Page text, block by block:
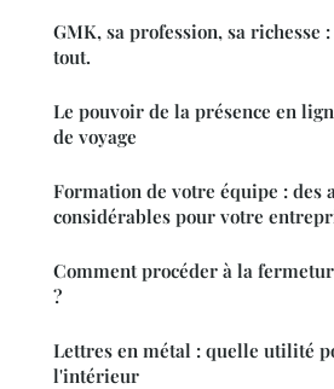
GMK, sa profession, sa richesse
tout.
Le pouvoir de la présence en
de voyage
Formation de votre équipe : des
considérables pour votre
Comment procéder à la
?
Lettres en métal : quelle utilité
l'intérieur